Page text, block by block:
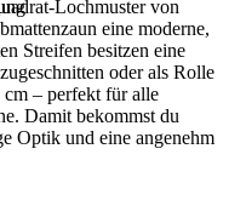
Lochmuster von
eine moderne,
Streifen besitzen eine
oder als Rolle
– perfekt für alle
Damit bekommst du
Optik und eine angenehm